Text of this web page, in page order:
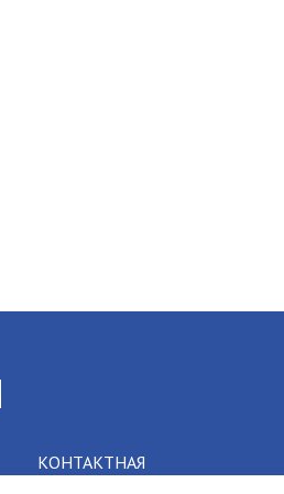
КОНТАКТНАЯ